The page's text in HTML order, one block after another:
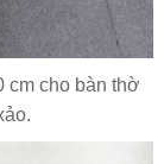
cm cho bàn thờ